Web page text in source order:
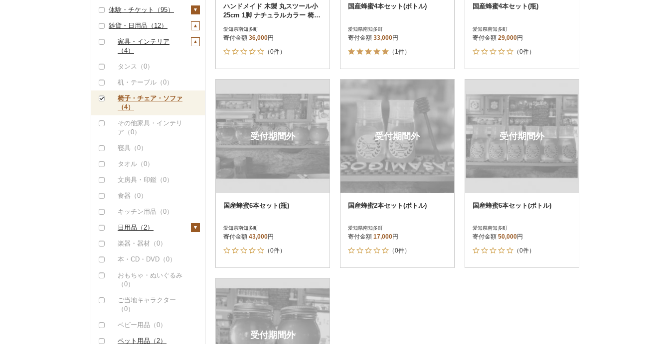
（23）
ほっけ（0）
その他鮮魚（7）
（6）
その他加工品（18）
こしょう（0）
その他調味料（8）
旅行券（0）
宿泊券（34）
体験・チケット（95）
PayPay商品券（6）
食事券（42）
用券（1）
水族館（0）
動物園（0）
釣り（28）
ダイビング（0）
スキーチケット・リフ
（0）
カタログギフト（0）
その他体験・チケット
雑貨・日用品（12）
家具・インテリア
（4）
タンス（0）
机・テーブル（0）
椅子・チェア・ソファ
（4）
その他家具・インテリ
ア（0）
寝具（0）
タオル（0）
文房具・印鑑（0）
食器（0）
キッチン用品（0）
日用品（2）
洗剤（0）
トイレットペーパー
ティッシュ（0）
その他日用品（2）
楽器・器材（0）
本・CD・DVD（0）
おもちゃ・ぬいぐるみ
（0）
ご当地キャラクター
（0）
ベビー用品（0）
ペット用品（2）
ハンドメイド 木製 丸スツール小
25cm 1脚 ナチュラルカラー 椅子
愛知県南知多町
寄付金額 36,000円
（0件）
国産蜂蜜4本セット(ボトル)
愛知県南知多町
寄付金額 33,000円
（1件）
国産蜂蜜4本セット(瓶)
愛知県南知多町
寄付金額 29,000円
（0件）
受付期間外
国産蜂蜜6本セット(瓶)
愛知県南知多町
寄付金額 43,000円
（0件）
受付期間外
国産蜂蜜2本セット(ボトル)
愛知県南知多町
寄付金額 17,000円
（0件）
受付期間外
国産蜂蜜6本セット(ボトル)
愛知県南知多町
寄付金額 50,000円
（0件）
受付期間外